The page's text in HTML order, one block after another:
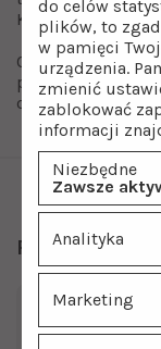
KC-A50EU.
O zbliżającej się
poinformuje Cię
oczyszczacza.
Polecamy
do celów
plików, to
w pamięci
urządzenia.
zmienić
zablokować
informacji
Niezbędne
Zawsze
Analityka
Marketing